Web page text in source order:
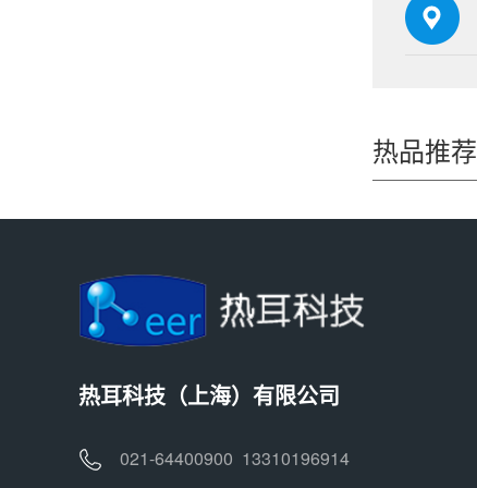
热品推荐
热耳科技（上海）有限公司
021-64400900 13310196914